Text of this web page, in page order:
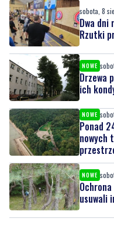
sobota, 8
Dwa
Rzutki
NOWE
Drzewa
ich
NOWE
Ponad
nowych
NOWE
usuwali